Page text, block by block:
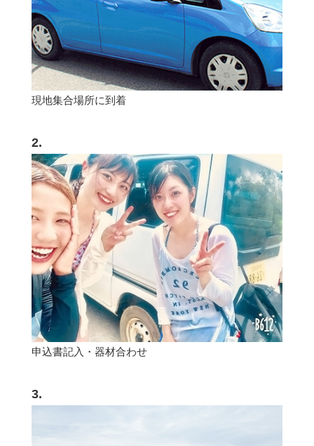
現地集合場所に到着
2.
申込書記入・器材合わせ
3.